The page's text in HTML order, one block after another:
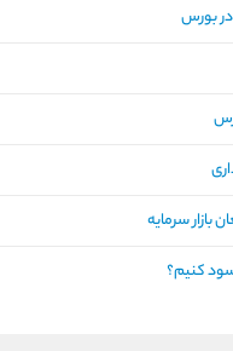
در بورس
بازار سرمایه
کنیم؟